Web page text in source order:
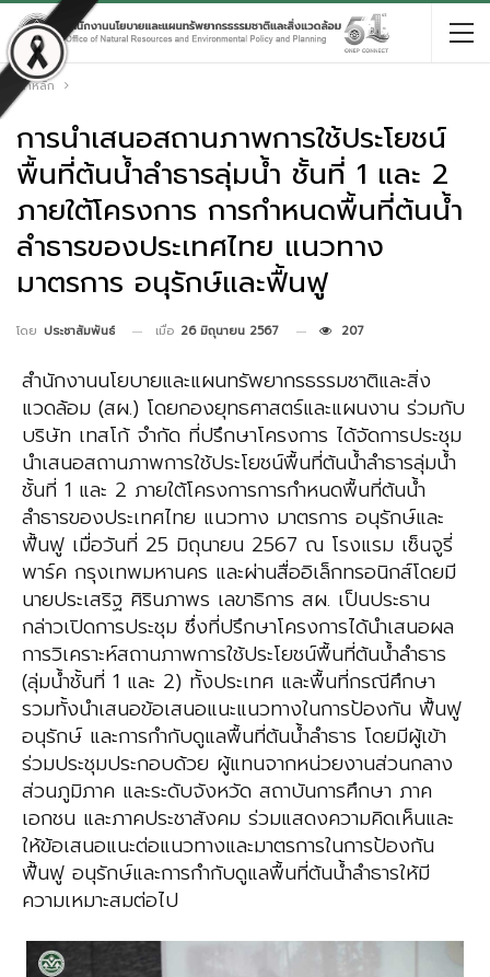
หน้าหลัก
การนำเสนอสถานภาพการใช้ประโยชน์
พื้นที่ต้นน้ำลำธารลุ่มน้ำ ชั้นที่ 1 และ 2
ภายใต้โครงการ การกำหนดพื้นที่ต้นน้ำ
ลำธารของประเทศไทย แนวทาง
มาตรการ อนุรักษ์และฟื้นฟู
โดย ประชาสัมพันธ์ เมื่อ 26 มิถุนายน 2567 207
สำนักงานนโยบายและแผนทรัพยากรธรรมชาติและสิ่ง
แวดล้อม (สผ.) โดยกองยุทธศาสตร์และแผนงาน ร่วมกับ
บริษัท เทสโก้ จำกัด ที่ปรึกษาโครงการ ได้จัดการประชุม
นำเสนอสถานภาพการใช้ประโยชน์พื้นที่ต้นน้ำลำธารลุ่มน้ำ
ชั้นที่ 1 และ 2 ภายใต้โครงการการกำหนดพื้นที่ต้นน้ำ
ลำธารของประเทศไทย แนวทาง มาตรการ อนุรักษ์และ
ฟื้นฟู เมื่อวันที่ 25 มิถุนายน 2567 ณ โรงแรม เซ็นจูรี่
พาร์ค กรุงเทพมหานคร และผ่านสื่ออิเล็กทรอนิกส์โดยมี
นายประเสริฐ ศิรินภาพร เลขาธิการ สผ. เป็นประธาน
กล่าวเปิดการประชุม ซึ่งที่ปรึกษาโครงการได้นำเสนอผล
การวิเคราะห์สถานภาพการใช้ประโยชน์พื้นที่ต้นน้ำลำธาร
(ลุ่มน้ำชั้นที่ 1 และ 2) ทั้งประเทศ และพื้นที่กรณีศึกษา
รวมทั้งนำเสนอข้อเสนอแนะแนวทางในการป้องกัน ฟื้นฟู
อนุรักษ์ และการกำกับดูแลพื้นที่ต้นน้ำลำธาร โดยมีผู้เข้า
ร่วมประชุมประกอบด้วย ผู้แทนจากหน่วยงานส่วนกลาง
ส่วนภูมิภาค และระดับจังหวัด สถาบันการศึกษา ภาค
เอกชน และภาคประชาสังคม ร่วมแสดงความคิดเห็นและ
ให้ข้อเสนอแนะต่อแนวทางและมาตรการในการป้องกัน
ฟื้นฟู อนุรักษ์และการกำกับดูแลพื้นที่ต้นน้ำลำธารให้มี
ความเหมาะสมต่อไป